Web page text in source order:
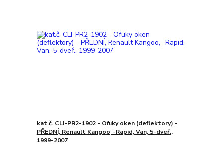
kat.č. CLI-PR2-1902 - Ofuky oken (deflektory) -
PŘEDNÍ, Renault Kangoo, -Rapid, Van, 5-dveř.,
1999-2007